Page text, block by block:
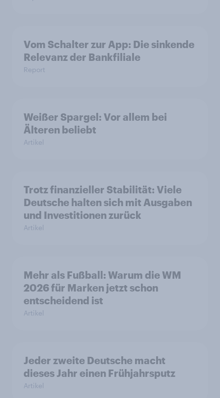
Vom Schalter zur App: Die sinkende
Relevanz der Bankfiliale
Report
Weißer Spargel: Vor allem bei
Älteren beliebt
Artikel
Trotz finanzieller Stabilität: Viele
Deutsche halten sich mit Ausgaben
und Investitionen zurück
Artikel
Mehr als Fußball: Warum die WM
2026 für Marken jetzt schon
entscheidend ist
Artikel
Jeder zweite Deutsche macht
dieses Jahr einen Frühjahrsputz
Artikel